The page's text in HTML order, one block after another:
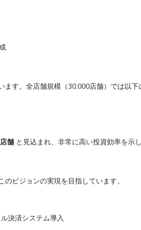
ます。全店舗規模（30,000店舗）では以下
舗 と見込まれ、非常に高い投資効率を示し
ビジョンの実現を目指しています。
決済システム導入